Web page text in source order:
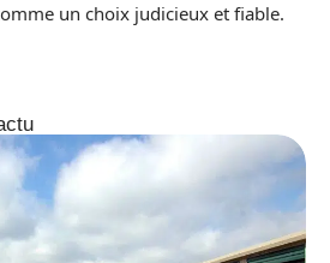
un choix judicieux et fiable.